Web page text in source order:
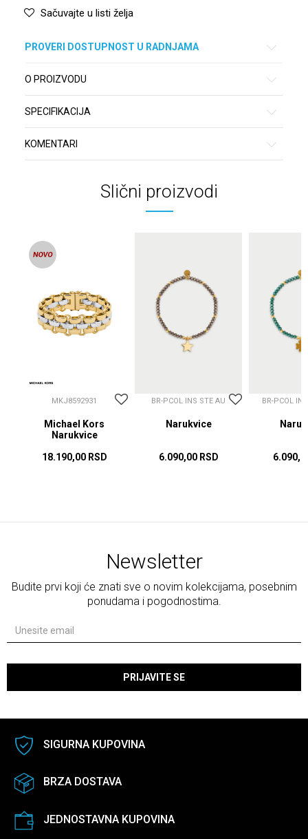
Sačuvajte u listi želja
PROVERI DOSTUPNOST U RADNJAMA
O PROIZVODU
SPECIFIKACIJA
KOMENTARI
Slični proizvodi
MKJ8592931
Michael Kors
Narukvice
18.190,00 RSD
BR-PCOL INS STE AU
Narukvice
6.090,00 RSD
BR-PCOL
Newsletter
Budite prvi koji će znati sve o novim kolekcijama, posebnim
ponudama i pogodnostima.
PRIJAVITE SE
SIGURNA KUPOVINA
BRZA DOSTAVA
JEDNOSTAVNA KUPOVINA